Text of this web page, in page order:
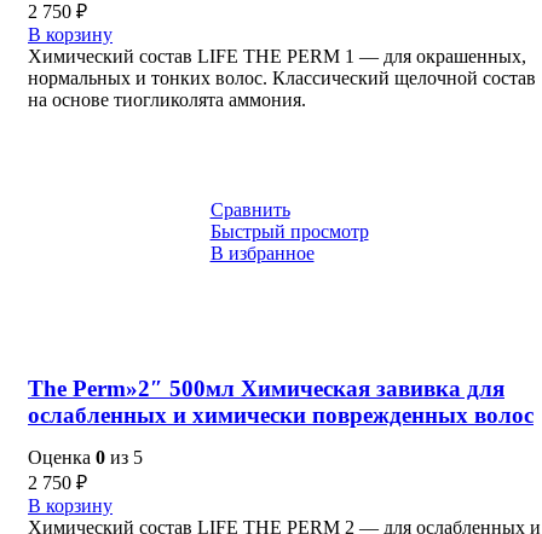
2 750 ₽
В корзину
Химический состав LIFE THE PERM 1 — для окрашенных,
нормальных и тонких волос. Классический щелочной состав
на основе тиогликолята аммония.
Сравнить
Быстрый просмотр
В избранное
The Perm»2″ 500мл Химическая завивка для
ослабленных и химически поврежденных волос
Оценка 0 из 5
2 750 ₽
В корзину
Химический состав LIFE THE PERM 2 — для ослабленных и